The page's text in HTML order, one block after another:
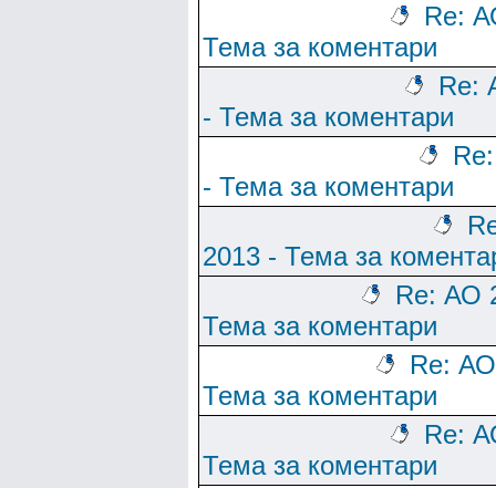
Re:
Тема за коментари
Re:
- Тема за коментари
- Тема за коментари
2013 - Тема за
Re: АО
Тема за коментари
Re:
Тема за коментари
Re:
Тема за коментари